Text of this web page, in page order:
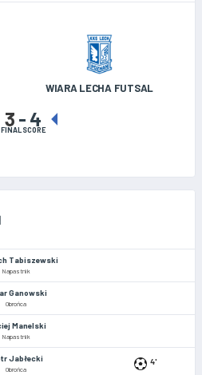
WIARA LECHA FUTSAL
3 - 4
FINAL SCORE
Tabiszewski
Napastnik
Ganowski
Obrońca
Manelski
Napastnik
Jabłecki
Obrońca
4'